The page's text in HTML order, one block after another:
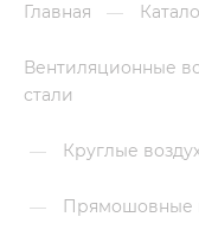
Главная —
Вентиляционные
стали
— Круглые
— Прямошовные